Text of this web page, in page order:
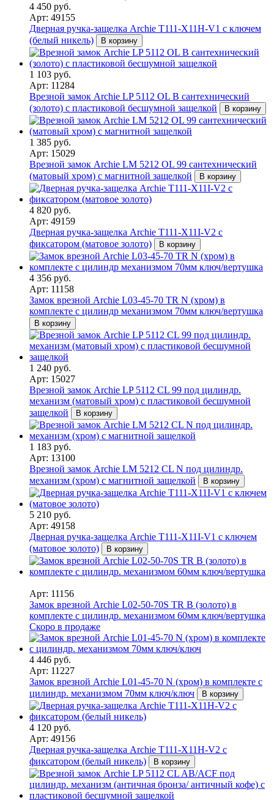
4 450 руб.
Арт: 49155
Дверная ручка-защелка Archie T111-X11H-V1 с ключем
(белый никель)
В корзину
1 103 руб.
Арт: 11284
Врезной замок Archie LP 5112 OL B сантехнический
(золото) с пластиковой бесшумной защелкой
В корзину
1 385 руб.
Арт: 15029
Врезной замок Archie LM 5212 OL 99 сантехнический
(матовый хром) с магнитной защелкой
В корзину
4 820 руб.
Арт: 49159
Дверная ручка-защелка Archie T111-X11I-V2 с
фиксатором (матовое золото)
В корзину
4 356 руб.
Арт: 11158
Замок врезной Archie L03-45-70 TR N (хром) в
комплекте с цилиндр механизмом 70мм ключ/вертушка
В корзину
1 240 руб.
Арт: 15027
Врезной замок Archie LP 5112 CL 99 под цилиндр.
механизм (матовый хром) с пластиковой бесшумной
защелкой
В корзину
1 183 руб.
Арт: 13100
Врезной замок Archie LM 5212 CL N под цилиндр.
механизм (хром) с магнитной защелкой
В корзину
5 210 руб.
Арт: 49158
Дверная ручка-защелка Archie T111-X11I-V1 с ключем
(матовое золото)
В корзину
Арт: 11156
Замок врезной Archie L02-50-70S TR B (золото) в
комплекте с цилиндр. механизмом 60мм ключ/вертушка
Скоро в продаже
4 446 руб.
Арт: 11227
Замок врезной Archie L01-45-70 N (хром) в комплекте с
цилиндр. механизмом 70мм ключ/ключ
В корзину
4 120 руб.
Арт: 49156
Дверная ручка-защелка Archie T111-X11H-V2 с
фиксатором (белый никель)
В корзину